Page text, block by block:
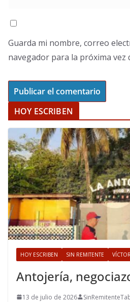
Guarda mi nombre, correo
navegador para la próxima vez
HOY ESCRIBEN
HOY ESCRIBEN SIN REMITENTE
Antojería,
13 de julio de 2026